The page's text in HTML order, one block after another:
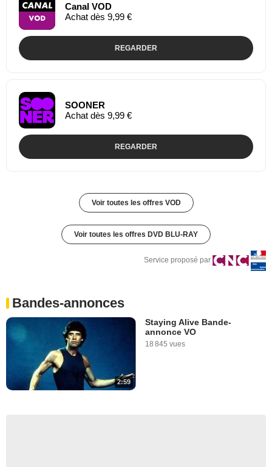
Canal VOD
Achat dès 9,99 €
REGARDER
SOONER
Achat dès 9,99 €
REGARDER
Voir toutes les offres VOD
Voir toutes les offres DVD BLU-RAY
Service proposé par
Bandes-annonces
2:59
Staying Alive Bande-
annonce VO
18 845 vues